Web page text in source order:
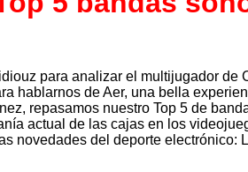
para analizar el multijugador de
hablarnos de Aer, una bella
repasamos nuestro Top 5 de
actual de las cajas en los
novedades del deporte